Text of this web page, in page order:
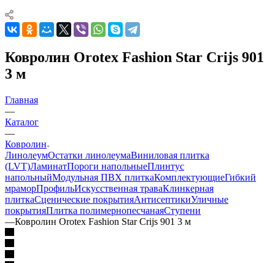
Ковролин Orotex Fashion Star Crijs 901
3 м
Главная
—
Каталог
—
Ковролин
ЛинолеумОстатки линолеумаВиниловая плитка
(LVT)ЛаминатПороги напольныеПлинтус
напольныйМодульная ПВХ плиткаКомплектующиеГибкий
мраморПрофильИскусственная траваКлинкерная
плиткаСценические покрытияАнтисептикиУличные
покрытияПлитка полимернопесчанаяСтупени
—Ковролин Orotex Fashion Star Crijs 901 3 м